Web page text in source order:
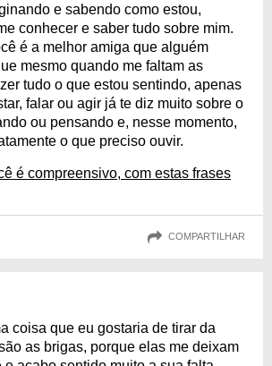
e sabendo como estou,
conhecer e saber tudo sobre mim.
é a melhor amiga que alguém
mesmo quando me faltam as
tudo o que estou sentindo, apenas
falar ou agir já te diz muito sobre o
ou pensando e, nesse momento,
o que preciso ouvir.
é compreensivo, com estas frases
COMPARTILHAR
coisa que eu gostaria de tirar da
as brigas, porque elas me deixam